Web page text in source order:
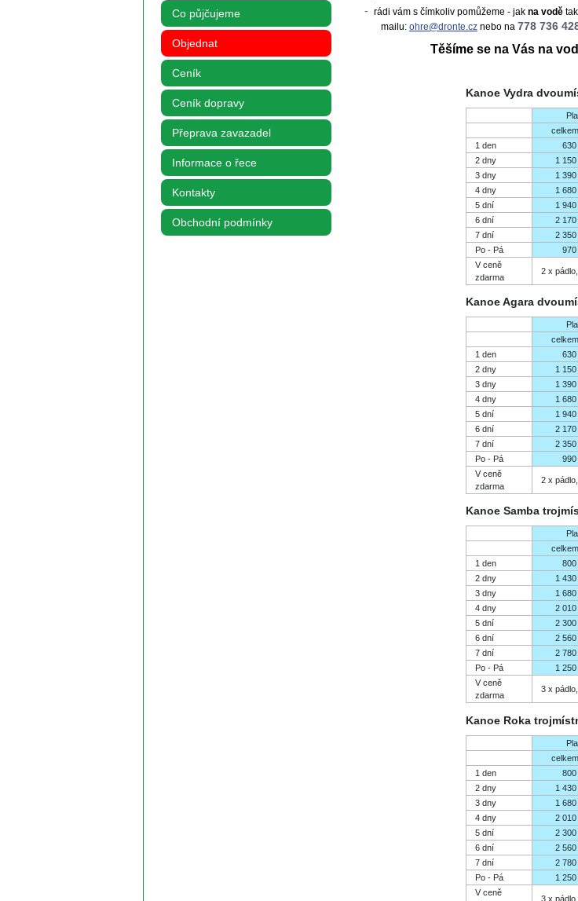
Co půjčujeme
Objednat
Ceník
Ceník dopravy
Přeprava zavazadel
Informace o řece
Kontakty
Obchodní podmínky
rádi vám s čímkoliv pomůžeme - jak na vodětak
mailu: ohre@dronte.cznebo na 778 736
Těšíme se na Vás na